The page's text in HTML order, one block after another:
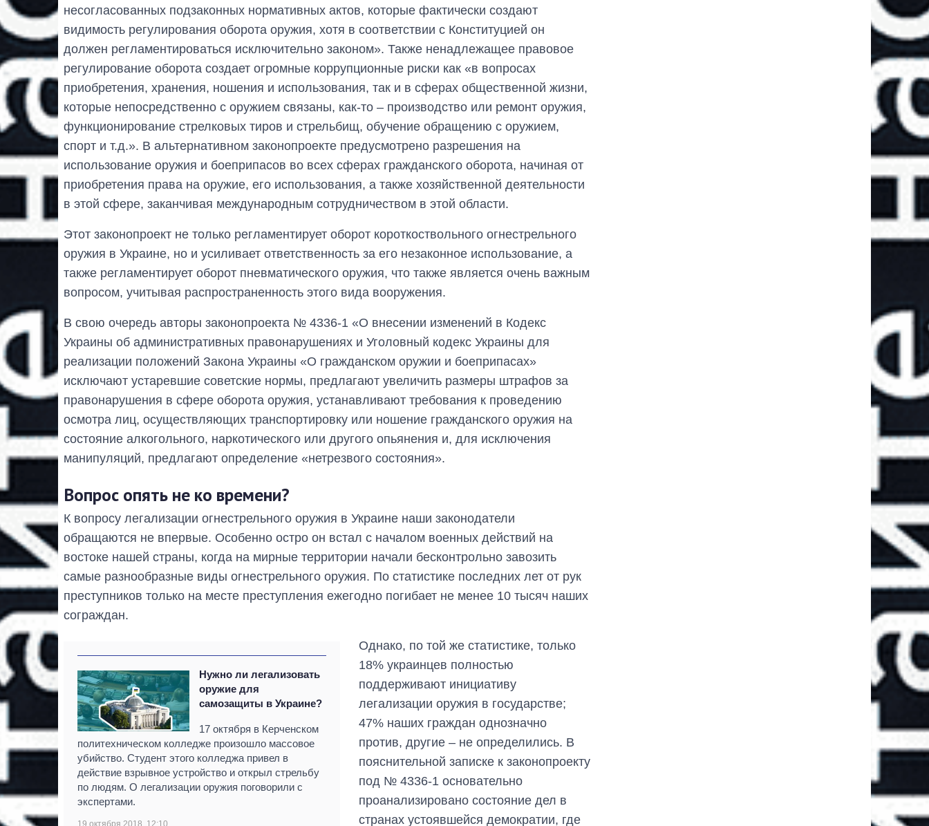
несогласованных подзаконных нормативных актов, которые фактически создают
видимость регулирования оборота оружия, хотя в соответствии с Конституцией он
должен регламентироваться исключительно законом». Также ненадлежащее правовое
регулирование оборота создает огромные коррупционные риски как «в вопросах
приобретения, хранения, ношения и использования, так и в сферах общественной жизни,
которые непосредственно с оружием связаны, как-то ‒ производство или ремонт оружия,
функционирование стрелковых тиров и стрельбищ, обучение обращению с оружием,
спорт и т.д.». В альтернативном законопроекте предусмотрено разрешения на
использование оружия и боеприпасов во всех сферах гражданского оборота, начиная от
приобретения права на оружие, его использования, а также хозяйственной деятельности
в этой сфере, заканчивая международным сотрудничеством в этой области.
Этот законопроект не только регламентирует оборот короткоствольного огнестрельного
оружия в Украине, но и усиливает ответственность за его незаконное использование, а
также регламентирует оборот пневматического оружия, что также является очень важным
вопросом, учитывая распространенность этого вида вооружения.
В свою очередь авторы законопроекта № 4336-1 «О внесении изменений в Кодекс
Украины об административных правонарушениях и Уголовный кодекс Украины для
реализации положений Закона Украины «О гражданском оружии и боеприпасах»
исключают устаревшие советские нормы, предлагают увеличить размеры штрафов за
правонарушения в сфере оборота оружия, устанавливают требования к проведению
осмотра лиц, осуществляющих транспортировку или ношение гражданского оружия на
состояние алкогольного, наркотического или другого опьянения и, для исключения
манипуляций, предлагают определение «нетрезвого состояния».
Вопрос опять не ко времени?
К вопросу легализации огнестрельного оружия в Украине наши законодатели
обращаются не впервые. Особенно остро он встал с началом военных действий на
востоке нашей страны, когда на мирные территории начали бесконтрольно завозить
самые разнообразные виды огнестрельного оружия. По статистике последних лет от рук
преступников только на месте преступления ежегодно погибает не менее 10 тысяч наших
сограждан.
Нужно ли легализовать
оружие для
самозащиты в Украине?
17 октября в Керченском
политехническом колледже произошло массовое
убийство. Студент этого колледжа привел в
действие взрывное устройство и открыл стрельбу
по людям. О легализации оружия поговорили с
экспертами.
19 октября 2018, 12:10
Однако, по той же статистике, только
18% украинцев полностью
поддерживают инициативу
легализации оружия в государстве;
47% наших граждан однозначно
против, другие ‒ не определились. В
пояснительной записке к законопроекту
под № 4336-1 основательно
проанализировано состояние дел в
странах устоявшейся демократии, где